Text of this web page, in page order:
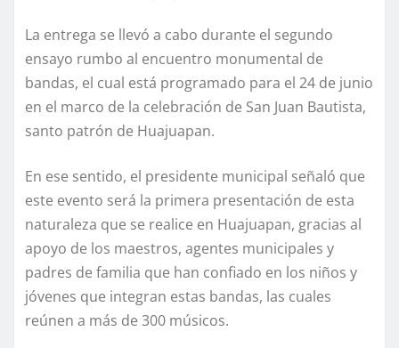
La entrega se llevó a cabo durante el segundo
ensayo rumbo al encuentro monumental de
bandas, el cual está programado para el 24 de junio
en el marco de la celebración de San Juan Bautista,
santo patrón de Huajuapan.
En ese sentido, el presidente municipal señaló que
este evento será la primera presentación de esta
naturaleza que se realice en Huajuapan, gracias al
apoyo de los maestros, agentes municipales y
padres de familia que han confiado en los niños y
jóvenes que integran estas bandas, las cuales
reúnen a más de 300 músicos.